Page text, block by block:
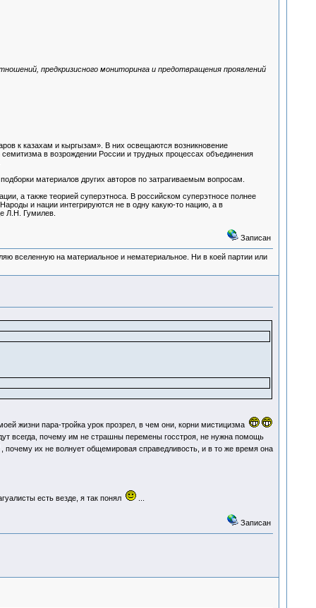
предкризисного мониторинга и предотвращения проявлений
к казахам и кыргызам». В них освещаются возникновение
семитизма в возрождении России и трудных процессах объединения
материалов других авторов по затрагиваемым вопросам.
а также теорией суперэтноса. В российском суперэтносе полнее
и нации интегрируются не в одну какую-то нацию, а в
Л.Н. Гумилев.
Записан
вселенную на материальное и нематериальное. Ни в коей партии или
жизни пара-тройка урок прозрел, в чем они, корни мистицизма
всегда, почему им не страшны перемены госстроя, не нужна помощь
почему их не волнует общемировая справедливость, и в то же время она
есть везде, я так понял ...
Записан